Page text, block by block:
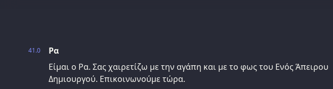
41.0
Ρα
Είμαι ο Ρα. Σας χαιρετίζω με την αγάπη και με το φως του Ενός Άπειρου
Δημιουργού. Επικοινωνούμε τώρα.